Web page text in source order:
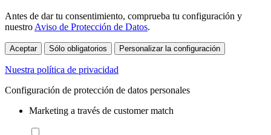
Antes de dar tu consentimiento, comprueba tu configuración y
nuestro Aviso de Protección de Datos.
Aceptar Sólo obligatorios Personalizar la configuración
Nuestra política de privacidad
Configuración de protección de datos personales
Marketing a través de customer match